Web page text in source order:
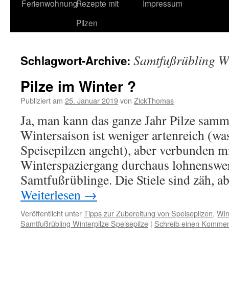
FerienwohnungRezepte mit
Pilzen
Impressum
Schlagwort-Archive: Samtfußrübling
Pilze im Winter ?
Publiziert am 25. Januar 2019von ZickThomas
Ja, man kann das ganze Jahr Pilze
Wintersaison ist weniger artenreich
Speisepilzen angeht), aber verbunden
Winterspaziergang durchaus
Samtfußrüblinge. Die Stiele sind zäh,
Weiterlesen →
Veröffentlicht unterTipps zur Zubereitung von Speisepilzen,
Samtfußrübling Winterpilze Speisepilze | Schreib einen